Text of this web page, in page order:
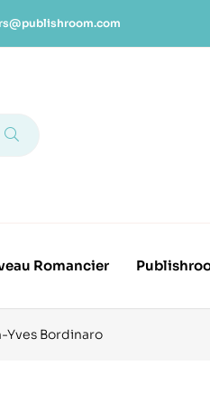
Romancier
Yves Bordinaro